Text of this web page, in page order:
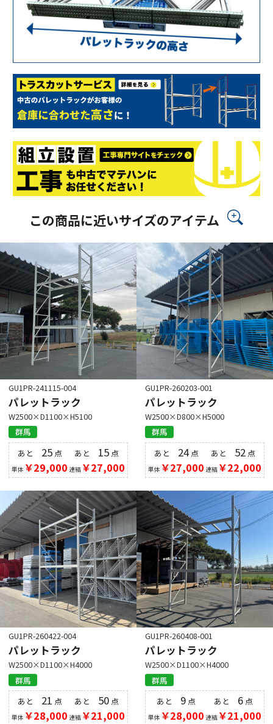
この商品に近いサイズのアイテム
GU1PR-241115-004
パレットラック
W2500×D1100×H5100
群馬
あと 25点
単体 ￥29,000
あと 15 点
連結￥27,000
GU1PR-260203-001
パレットラック
W2500×D800×H5000
群馬
あと 24点
単体 ￥27,000
あと 52 点
連結￥22,000
GU1PR-260422-004
パレットラック
W2500×D1100×H4000
群馬
あと 21 点
単体 ￥28,000
あと 50 点
連結￥21,000
GU1PR-260408-001
パレットラック
W2500×D1100×H4000
群馬
あと 9 点
単体 ￥28,000
あと 6点
連結￥21,000